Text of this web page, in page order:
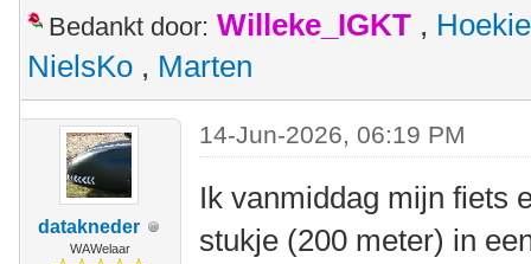
Bedankt door: Willeke_IGKT , Hoekie
NielsKo , Marten
datakneder
WAWelaar
14-Jun-2026, 06:19 PM
Ik vanmiddag mijn fiets
stukje (200 meter) in